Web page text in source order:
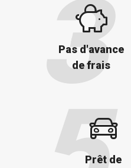
Pas d'avance
de frais
Prêt de